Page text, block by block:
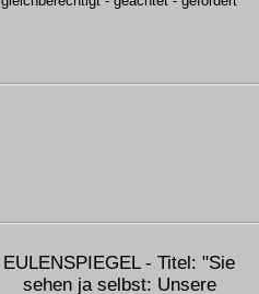
EULENSPIEGEL - Titel: "Sie
sehen ja selbst: Unsere